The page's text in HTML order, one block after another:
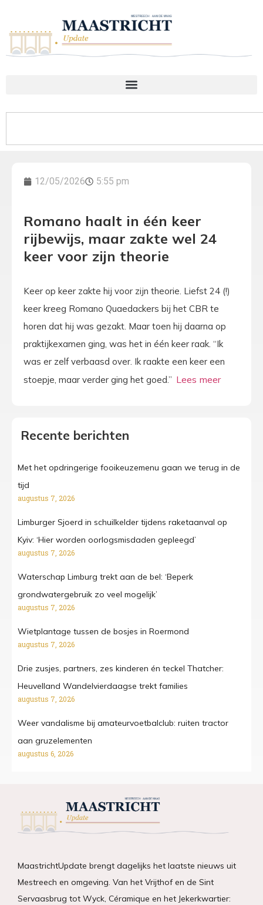
12/05/2026 5:55 pm
Romano haalt in één keer
rijbewijs, maar zakte wel 24
keer voor zijn theorie
Keer op keer zakte hij voor zijn theorie. Liefst 24 (!)
keer kreeg Romano Quaedackers bij het CBR te
horen dat hij was gezakt. Maar toen hij daarna op
praktijkexamen ging, was het in één keer raak. “Ik
was er zelf verbaasd over. Ik raakte een keer een
stoepje, maar verder ging het goed.”
Recente berichten
Met het opdringerige fooikeuzemenu gaan we terug in de
tijd
augustus 7, 2026
Limburger Sjoerd in schuilkelder tijdens raketaanval op
Kyiv: ‘Hier worden oorlogsmisdaden gepleegd’
augustus 7, 2026
Waterschap Limburg trekt aan de bel: ‘Beperk
grondwatergebruik zo veel mogelijk’
augustus 7, 2026
Wietplantage tussen de bosjes in Roermond
augustus 7, 2026
Drie zusjes, partners, zes kinderen én teckel Thatcher:
Heuvelland Wandelvierdaagse trekt families
augustus 7, 2026
Weer vandalisme bij amateurvoetbalclub: ruiten tractor
aan gruzelementen
augustus 6, 2026
MaastrichtUpdate brengt dagelijks het laatste nieuws uit
Mestreech en omgeving. Van het Vrijthof en de Sint
Servaasbrug tot Wyck, Céramique en het Jekerkwartier: